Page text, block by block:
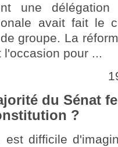
une
avait fait le
groupe. La
pour ...
du Sénat
?
est difficile